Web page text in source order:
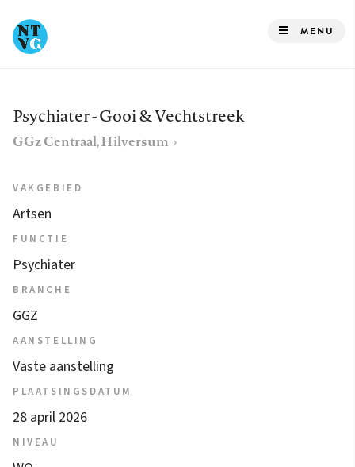
naar
de
gaan
MENU
Psychiater - Gooi & Vechtstreek
GGz Centraal, Hilversum
VAKGEBIED
Artsen
FUNCTIE
Psychiater
BRANCHE
GGZ
AANSTELLING
Vaste aanstelling
PLAATSINGSDATUM
28 april 2026
NIVEAU